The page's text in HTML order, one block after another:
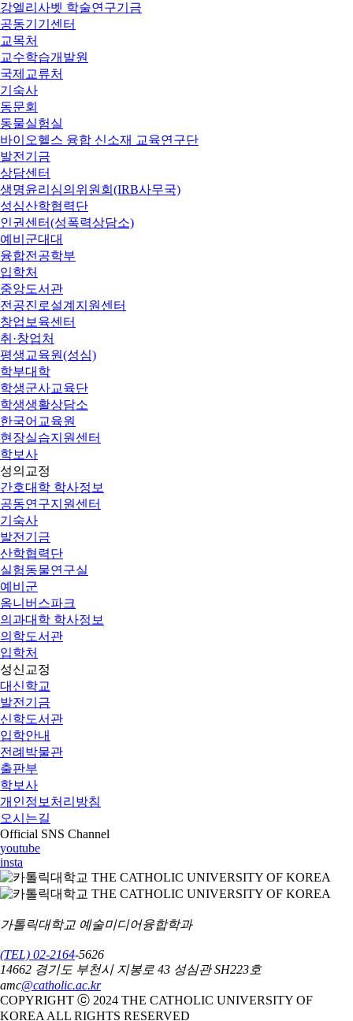
강엘리사벳 학술연구기금
공동기기센터
교목처
교수학습개발원
국제교류처
기숙사
동문회
동물실험실
바이오헬스 융합 신소재 교육연구단
발전기금
상담센터
생명윤리심의위원회(IRB사무국)
성심산학협력단
인권센터(성폭력상담소)
예비군대대
융합전공학부
입학처
중앙도서관
전공진로설계지원센터
창업보육센터
취·창업처
평생교육원(성심)
학부대학
학생군사교육단
학생생활상담소
한국어교육원
현장실습지원센터
학보사
성의교정
간호대학 학사정보
공동연구지원센터
기숙사
발전기금
산학협력단
실험동물연구실
예비군
옴니버스파크
의과대학 학사정보
의학도서관
입학처
성신교정
대신학교
발전기금
신학도서관
입학안내
전례박물관
출판부
학보사
개인정보처리방침
오시는길
Official SNS Channel
youtube
insta
가톨릭대학교 예술미디어융합학과
(TEL) 02-2164-5626
14662 경기도 부천시 지봉로 43 성심관 SH223호
amc@catholic.ac.kr
COPYRIGHT ⓒ 2024 THE CATHOLIC UNIVERSITY OF
KOREA ALL RIGHTS RESERVED